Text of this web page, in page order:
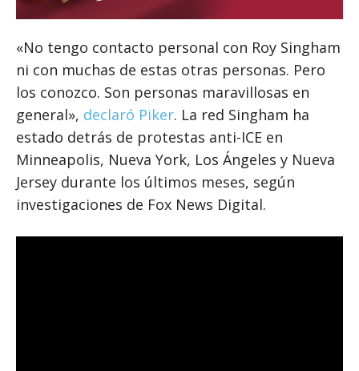
«No tengo contacto personal con Roy Singham
ni con muchas de estas otras personas. Pero
los conozco. Son personas maravillosas en
general», declaró Piker. La red Singham ha
estado detrás de protestas anti-ICE en
Minneapolis, Nueva York, Los Ángeles y Nueva
Jersey durante los últimos meses, según
investigaciones de Fox News Digital.